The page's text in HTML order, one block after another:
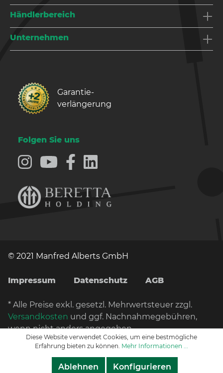
Händlerbereich
Unternehmen
Garantie­
verlängerung
Folgen Sie uns
© 2021 Manfred Alberts GmbH
Impressum Datenschutz AGB
* Alle Preise exkl. gesetzl. Mehrwertsteuer zzgl.
Versandkosten und ggf. Nachnahmegebühren,
wenn nicht anders angegeben.
Diese Website verwendet Cookies, um eine bestmögliche
Erfahrung bieten zu können. Mehr Informationen ...
Ablehnen Konfigurieren